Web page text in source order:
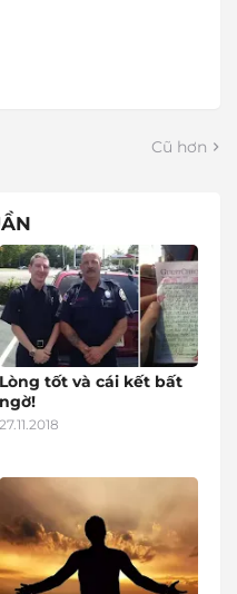
Cũ hơn
Lòng tốt và cái kết bất
ngờ!
27.11.2018